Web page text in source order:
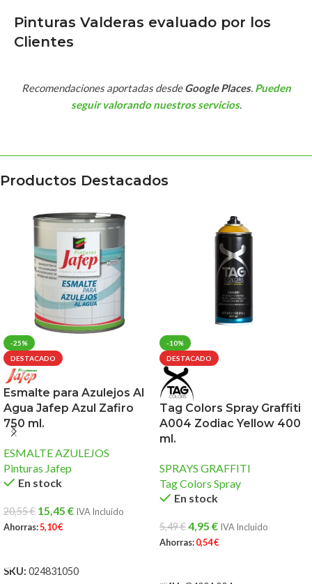
Pinturas Valderas evaluado por los
Clientes
Recomendaciones aportadas desdeGoogle Places. Pueden
seguir valorando nuestros servicios.
Productos Destacados
-25%
DESTACADO
Esmalte para Azulejos Al
Agua Jafep Azul Zafiro
750 ml.
ESMALTE AZULEJOS
Pinturas Jafep
En stock
20,55€ 15,45 € IVA Incluido
Ahorras:5,10€
SKU: 024831050
-10%
DESTACADO
Tag Colors Spray Graffiti
A004 Zodiac Yellow 400
ml.
SPRAYS GRAFFITI
Tag Colors Spray
En stock
5,49€4,95 € IVA Incluido
Ahorras:0,54€